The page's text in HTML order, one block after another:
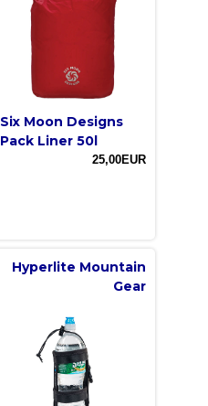
Six Moon Designs
Pack Liner 50l
25,00EUR
Hyperlite Mountain
Gear